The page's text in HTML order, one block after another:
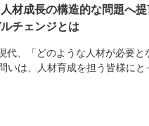
材成長の構造的な問題へ
チェンジとは
代、「どのような人材が必要と
いは、人材育成を担う皆様に